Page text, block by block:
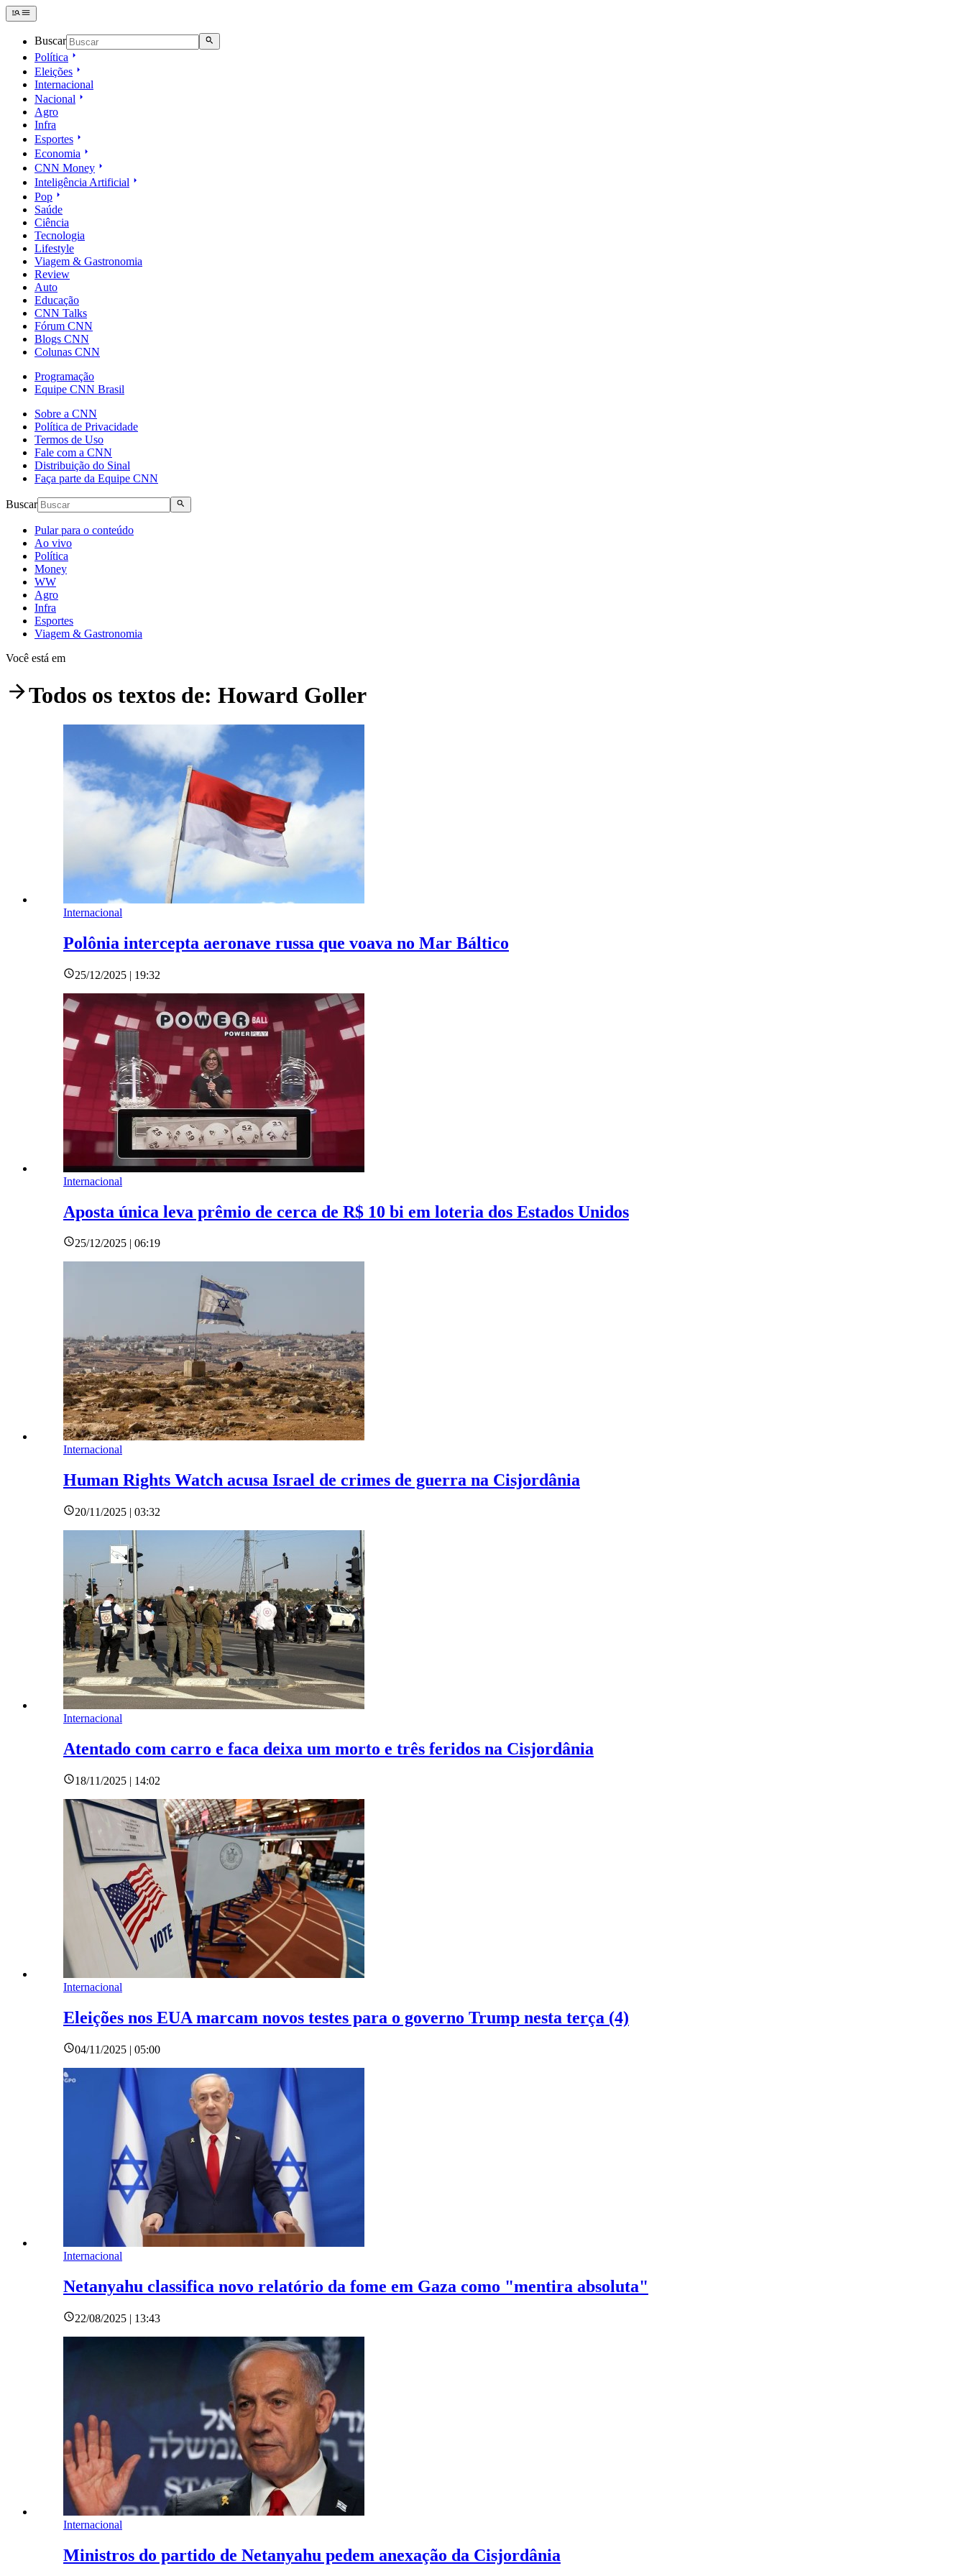
Buscar
Política
Eleições
Internacional
Nacional
Agro
Infra
Esportes
Economia
CNN Money
Inteligência Artificial
Pop
Saúde
Ciência
Tecnologia
Lifestyle
Viagem & Gastronomia
Review
Auto
Educação
CNN Talks
Fórum CNN
Blogs CNN
Colunas CNN
Programação
Equipe CNN Brasil
Sobre a CNN
Política de Privacidade
Termos de Uso
Fale com a CNN
Distribuição do Sinal
Faça parte da Equipe CNN
Buscar
Pular para o conteúdo
Ao vivo
Política
Money
WW
Agro
Infra
Esportes
Viagem & Gastronomia
Você está em
Todos os textos de: Howard Goller
Internacional
Polônia intercepta aeronave russa que voava no Mar Báltico
25/12/2025 | 19:32
Internacional
Aposta única leva prêmio de cerca de R$ 10 bi em loteria dos Estados Unidos
25/12/2025 | 06:19
Internacional
Human Rights Watch acusa Israel de crimes de guerra na Cisjordânia
20/11/2025 | 03:32
Internacional
Atentado com carro e faca deixa um morto e três feridos na Cisjordânia
18/11/2025 | 14:02
Internacional
Eleições nos EUA marcam novos testes para o governo Trump nesta terça (4)
04/11/2025 | 05:00
Internacional
Netanyahu classifica novo relatório da fome em Gaza como "mentira absoluta"
22/08/2025 | 13:43
Internacional
Ministros do partido de Netanyahu pedem anexação da Cisjordânia